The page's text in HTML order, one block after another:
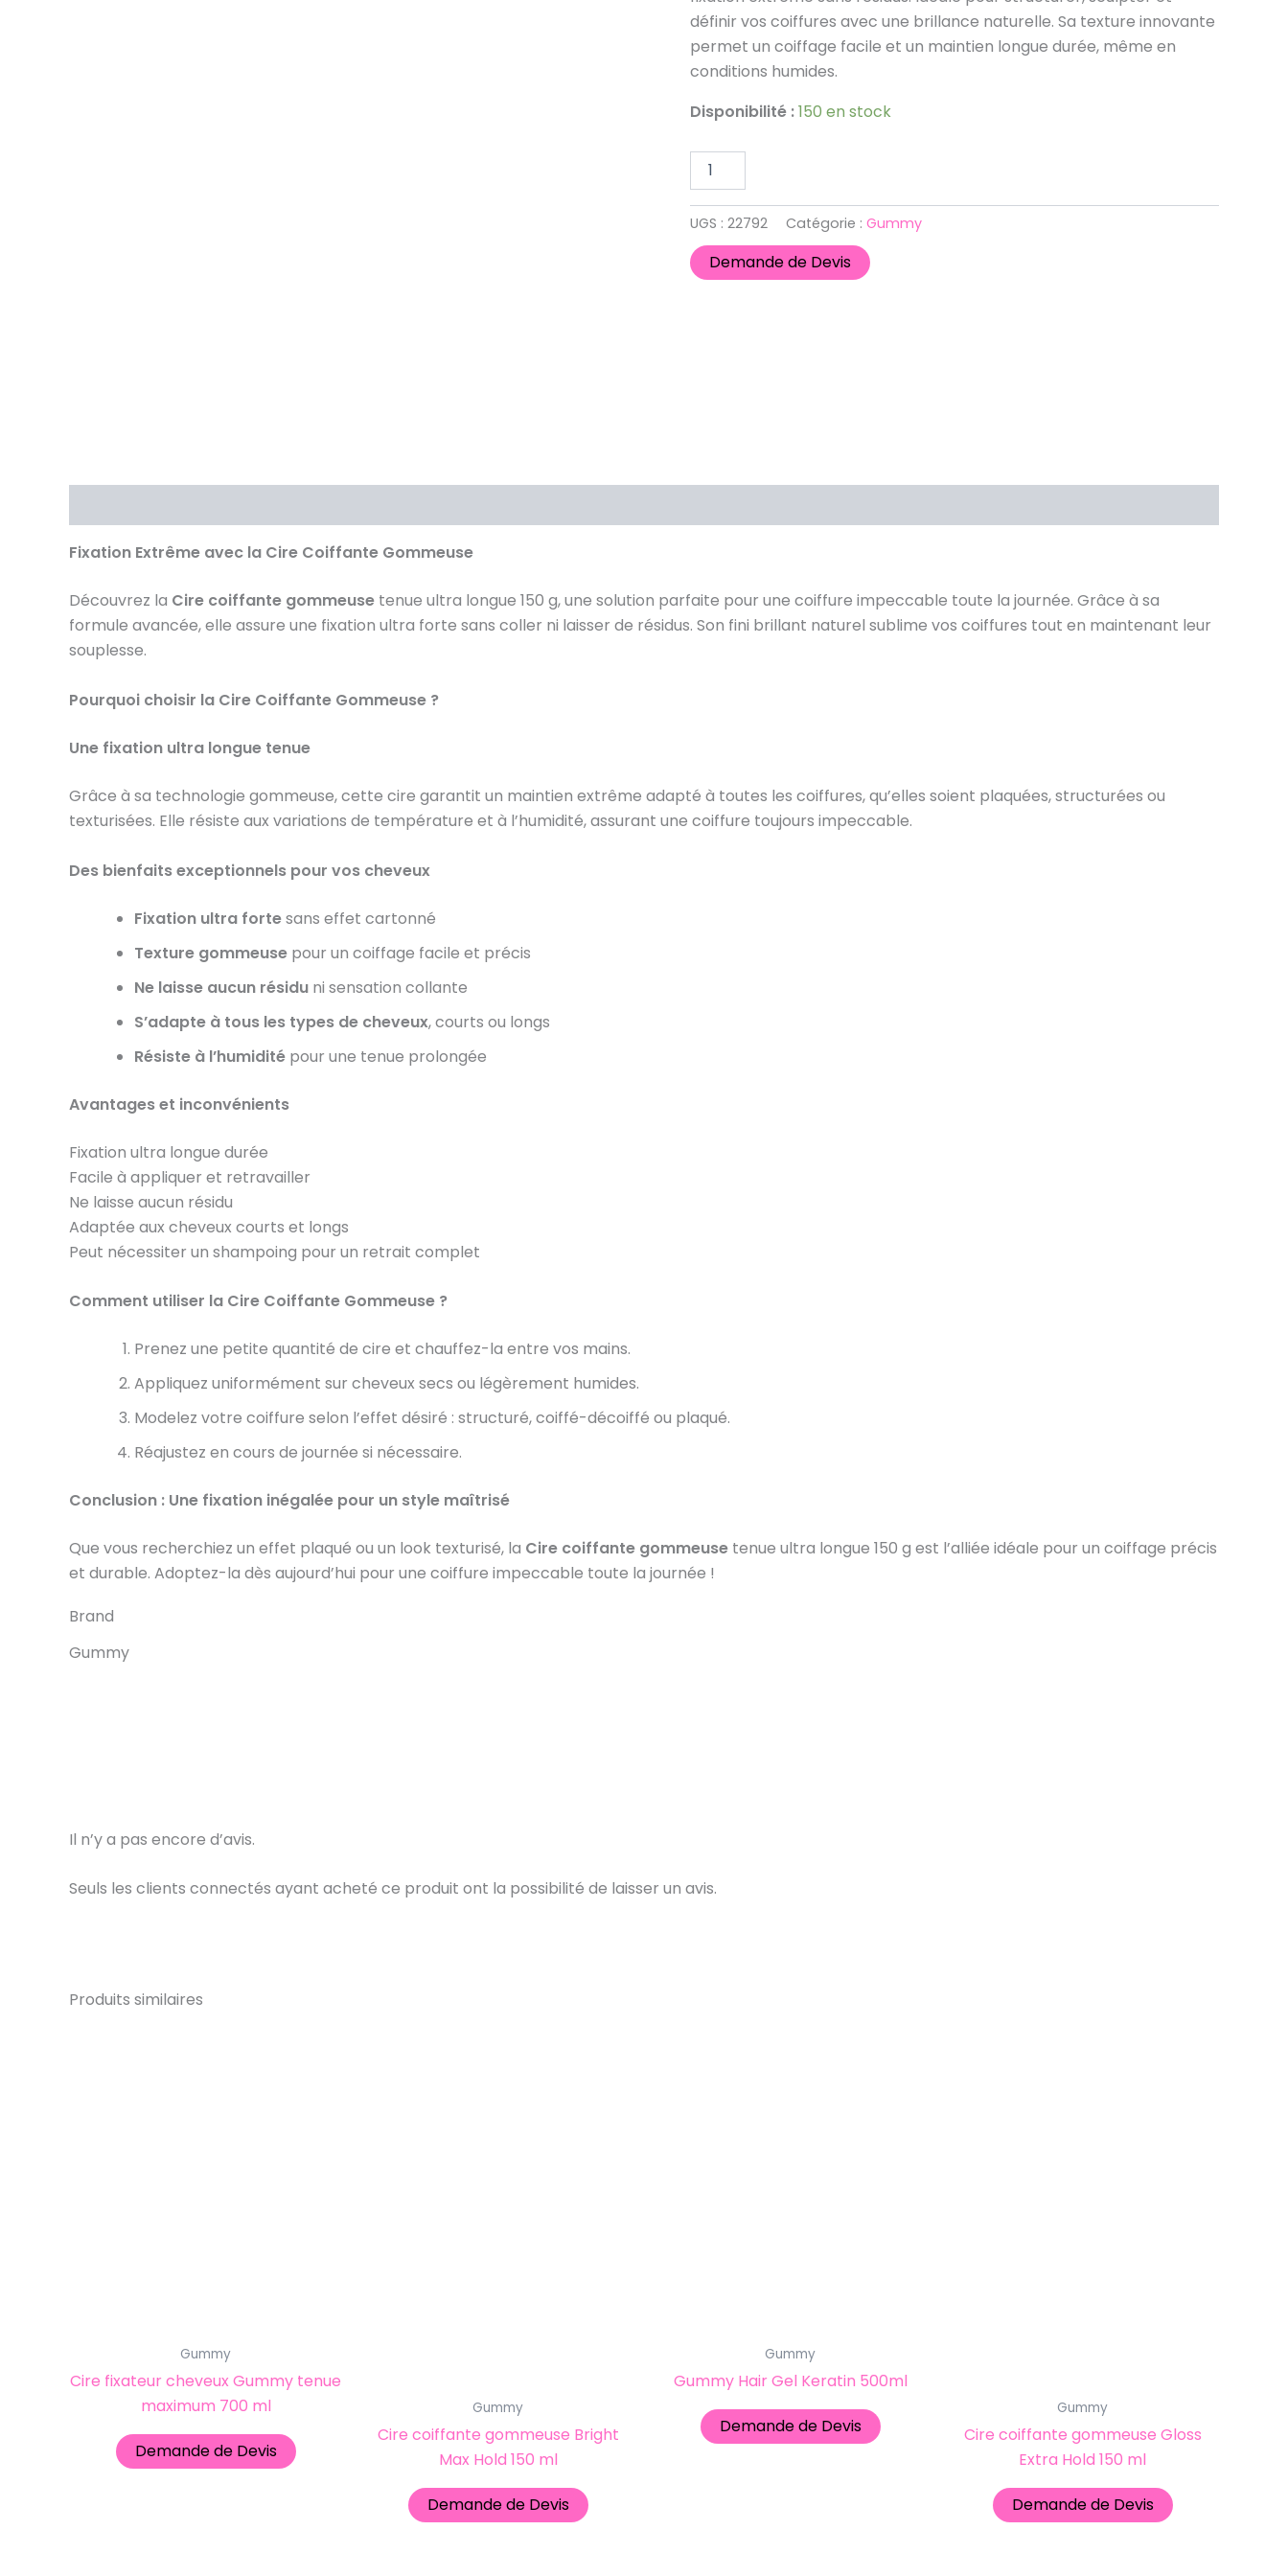
définir vos coiffures avec une brillance naturelle. Sa texture innovante
permet un coiffage facile et un maintien longue durée, même en
conditions humides.
Disponibilité :150 en stock
150
g
UGS : 22792 Catégorie : Gummy
Demande de Devis
Fixation Extrême avec la Cire Coiffante Gommeuse
Découvrez la Cire coiffante gommeuse tenue ultra longue 150 g, une solution parfaite pour une coiffure impeccable toute la journée. Grâce à sa
formule avancée, elle assure une fixation ultra forte sans coller ni laisser de résidus. Son fini brillant naturel sublime vos coiffures tout en maintenant leur
souplesse.
Pourquoi choisir la Cire Coiffante Gommeuse ?
Une fixation ultra longue tenue
Grâce à sa technologie gommeuse, cette cire garantit un maintien extrême adapté à toutes les coiffures, qu’elles soient plaquées, structurées ou
texturisées. Elle résiste aux variations de température et à l’humidité, assurant une coiffure toujours impeccable.
Des bienfaits exceptionnels pour vos cheveux
Fixation ultra fortesans effet cartonné
Texture gommeuse pour un coiffage facile et précis
Ne laisse aucun résidu ni sensation collante
S’adapte à tous les types de cheveux, courts ou longs
Résiste à l’humidité pour une tenue prolongée
Avantages et inconvénients
Fixation ultra longue durée
Facile à appliquer et retravailler
Ne laisse aucun résidu
Adaptée aux cheveux courts et longs
Peut nécessiter un shampoing pour un retrait complet
Comment utiliser la Cire Coiffante Gommeuse ?
Prenez une petite quantité de cire et chauffez-la entre vos mains.
Appliquez uniformément sur cheveux secs ou légèrement humides.
Modelez votre coiffure selon l’effet désiré : structuré, coiffé-décoiffé ou plaqué.
Réajustez en cours de journée si nécessaire.
Conclusion : Une fixation inégalée pour un style maîtrisé
Que vous recherchiez un effet plaqué ou un look texturisé, la Cire coiffante gommeuse tenue ultra longue 150 g est l’alliée idéale pour un coiffage précis
et durable. Adoptez-la dès aujourd’hui pour une coiffure impeccable toute la journée !
Brand
Gummy
Il n’y a pas encore d’avis.
Seuls les clients connectés ayant acheté ce produit ont la possibilité de laisser un avis.
Produits similaires
Gummy
Cire fixateur cheveux Gummy tenue
maximum 700 ml
Demande de Devis
Gummy
Cire coiffante gommeuse Bright
Max Hold 150 ml
Demande de Devis
Gummy
Gummy Hair Gel Keratin 500ml
Demande de Devis
Gummy
Cire coiffante gommeuse Gloss
Extra Hold 150 ml
Demande de Devis